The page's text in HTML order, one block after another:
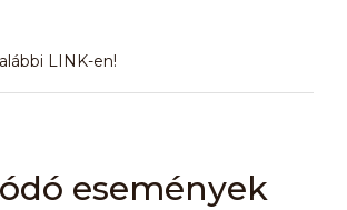
LINK-en!
események